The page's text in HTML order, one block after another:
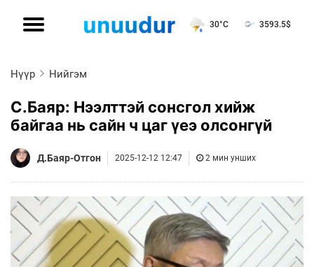
30°C 3593.5$
Нүүр Нийгэм
С.Баяр: Нээлттэй сонсгол хийж
байгаа нь сайн ч цаг үеэ олсонгүй
Д.Баяр-Отгон 2025-12-12 12:47 2 мин унших